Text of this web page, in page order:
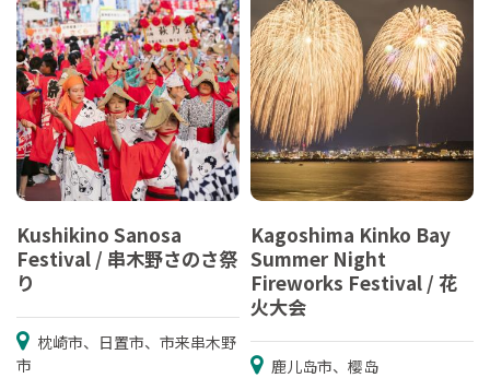
Kushikino Sanosa
Festival / 串木野さのさ祭
り
枕崎市、日置市、市来串木野
市
Kagoshima Kinko Bay
Summer Night
Fireworks Festival / 花
火大会
鹿儿岛市、樱岛